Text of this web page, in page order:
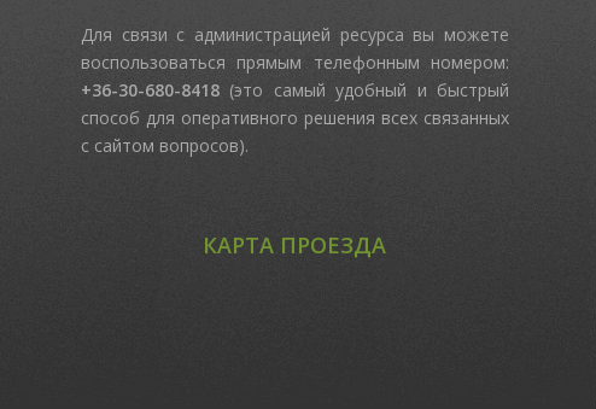
Для связи с администрацией ресурса вы можете
воспользоваться прямым телефонным номером:
+36-30-680-8418 (это самый удобный и быстрый
способ для оперативного решения всех связанных
с сайтом вопросов).
КАРТА ПРОЕЗДА